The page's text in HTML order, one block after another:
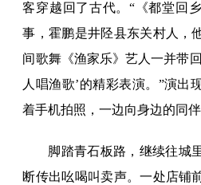
客穿越回了古代。“《都堂回
事，霍鹏是井陉县东关村人，
间歌舞《渔家乐》艺人一并带
人唱渔歌’的精彩表演。”演出
着手机拍照，一边向身边的同
脚踏青石板路，继续往城
断传出吆喝叫卖声。一处店铺